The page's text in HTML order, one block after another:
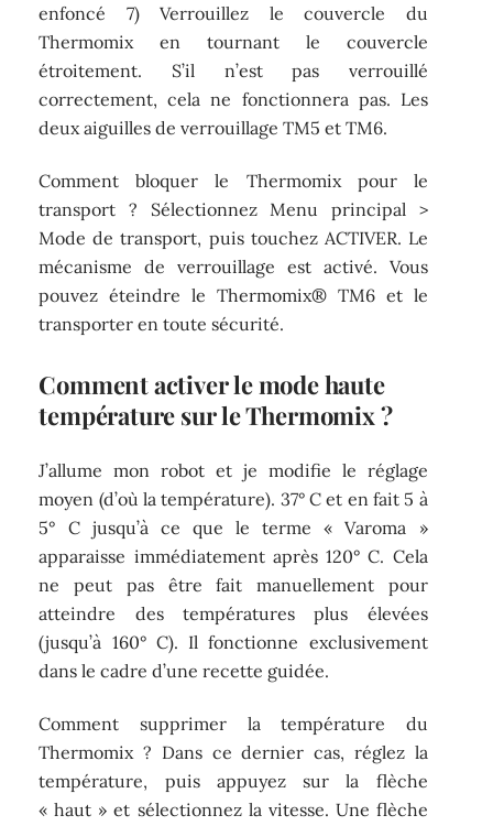
enfoncé 7) Verrouillez le couvercle du
Thermomix en tournant le couvercle
étroitement. S’il n’est pas verrouillé
correctement, cela ne fonctionnera pas. Les
deux aiguilles de verrouillage TM5 et TM6.
Comment bloquer le Thermomix pour le
transport ? Sélectionnez Menu principal >
Mode de transport, puis touchez ACTIVER. Le
mécanisme de verrouillage est activé. Vous
pouvez éteindre le Thermomix® TM6 et le
transporter en toute sécurité.
Comment activer le mode haute
température sur le Thermomix ?
J’allume mon robot et je modifie le réglage
moyen (d’où la température). 37° C et en fait 5 à
5° C jusqu’à ce que le terme « Varoma »
apparaisse immédiatement après 120° C. Cela
ne peut pas être fait manuellement pour
atteindre des températures plus élevées
(jusqu’à 160° C). Il fonctionne exclusivement
dans le cadre d’une recette guidée.
Comment supprimer la température du
Thermomix ? Dans ce dernier cas, réglez la
température, puis appuyez sur la flèche
« haut » et sélectionnez la vitesse. Une flèche